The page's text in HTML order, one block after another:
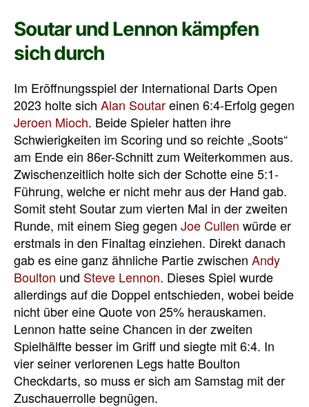
Soutar und Lennon kämpfen
sich durch
Im Eröffnungsspiel der International Darts Open
2023 holte sich Alan Soutareinen 6:4-Erfolg gegen
Jeroen Mioch. Beide Spieler hatten ihre
Schwierigkeiten im Scoring und so reichte „Soots“
am Ende ein 86er-Schnitt zum Weiterkommen aus.
Zwischenzeitlich holte sich der Schotte eine 5:1-
Führung, welche er nicht mehr aus der Hand gab.
Somit steht Soutar zum vierten Mal in der zweiten
Runde, mit einem Sieg gegen Joe Cullen würde er
erstmals in den Finaltag einziehen. Direkt danach
gab es eine ganz ähnliche Partie zwischen Andy
Boulton und Steve Lennon. Dieses Spiel wurde
allerdings auf die Doppel entschieden, wobei beide
nicht über eine Quote von 25% herauskamen.
Lennon hatte seine Chancen in der zweiten
Spielhälfte besser im Griff und siegte mit 6:4. In
vier seiner verlorenen Legs hatte Boulton
Checkdarts, so muss er sich am Samstag mit der
Zuschauerrolle begnügen.